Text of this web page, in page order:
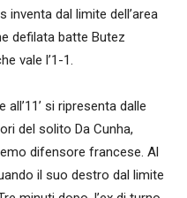
inventa dal limite dell’area
defilata batte Butez
vale l’1-1.
si ripresenta dalle
del solito Da Cunha,
difensore francese. Al
il suo destro dal limite